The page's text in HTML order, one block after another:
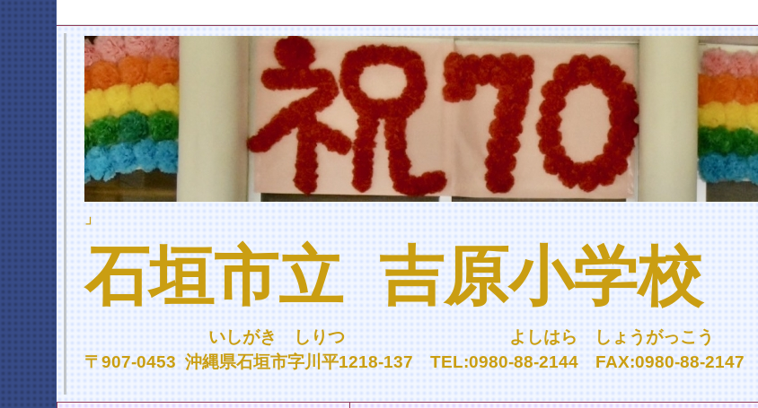
」
石垣市立 吉原小学校
いしがき しりつ よしはら しょうがっこう
〒907-0453 沖縄県石垣市字川平1218-137 TEL:0980-88-2144 FAX:0980-88-2147